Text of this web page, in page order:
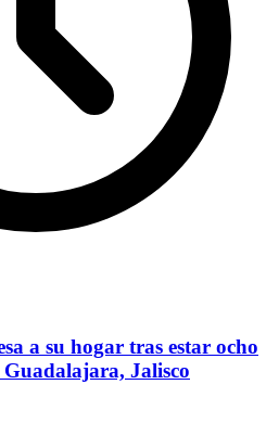
a su hogar tras estar ocho
Guadalajara, Jalisco